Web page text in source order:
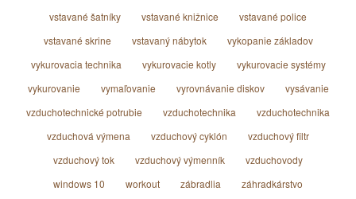
vstavané šatníky
vstavané knižnice
vstavané police
vstavané skrine
vstavaný nábytok
vykopanie základov
vykurovacia technika
vykurovacie kotly
vykurovacie systémy
vykurovanie
vymaľovanie vyrovnávanie diskov
vysávanie
vzduchotechnické potrubie
vzduchotechnika
vzduchotechnika
vzduchová výmena
vzduchový cyklón
vzduchový filtr
vzduchový tok
vzduchový výmenník
vzduchovody
windows 10
workout zábradlia
záhradkárstvo